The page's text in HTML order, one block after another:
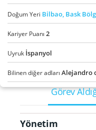
Doğum Yeri Bilbao, Bask
Kariyer Puanı 2
Uyruk İspanyol
Bilinen diğer adları Alejandro
Görev
Yönetim